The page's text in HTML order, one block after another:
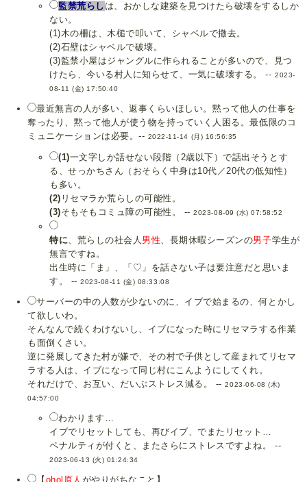
監禁荒らし は、おかしな建築を見つけたら破壊をするしか
ない。
(1)木の柵は、木槌で叩いて、シャベルで撤去。
(2)石壁はシャベルで破壊。
(3)監禁小屋はジャングルに作られることが多いので、見つ
けたら、今いる村人に知らせて、一気に破壊する。 --2023-
08-11 (金) 17:50:40
最近無言の人が多い、返事くらいほしい。黙って他人の仕事を
奪ったり、黙って他人が使う物を持っていく人困る。最低限のコ
ミュニケーションは必要。-- 2022-11-14 (月) 16:56:35
(1)一文字しか話せない段階（2歳以下）で話出そうとす
る、せっかちさん（おそらく中身は10代／20代の低知性）
も多い。
(2) リセマラか荒らしの可能性。
(3)そもそもコミュ障の可能性。 --2023-08-09 (水) 07:58:52
特に 、荒らしの社会人 男性 、長期休暇シーズンの男子学生が
無言ですね。
出生時に「ま」、「♡」を話さない子は要注意だと思いま
す。 --2023-08-11 (金) 08:33:08
サーバーの中の人数が少ないのに、イブで始まるの、何とかし
て欲しいわ。
そんなんで続くわけないし、イブになった時にリセマラする作業
も面倒くさい。
逆に発展してきた村が嫌で、その村で子供として産まれてリセマ
ラする人は、イブになって同じ村にこんようにしてくれ。
それだけで、お互い、だいぶストレス減る。 --2023-06-08 (木)
04:57:00
わかります…
イブでリセットしても、再びイブ、でまたリセット…
ペナルティが付くと、またさらにストレスですよね。 --
2023-06-13 (火) 01:24:34
【 ohol原人 がやりがちなこと】